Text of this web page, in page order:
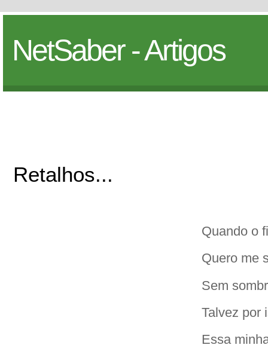
NetSaber - Artigos
Retalhos...
Quando o
Quero me
Sem
Talvez por
Essa